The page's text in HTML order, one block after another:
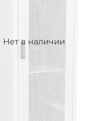
Нет в наличии